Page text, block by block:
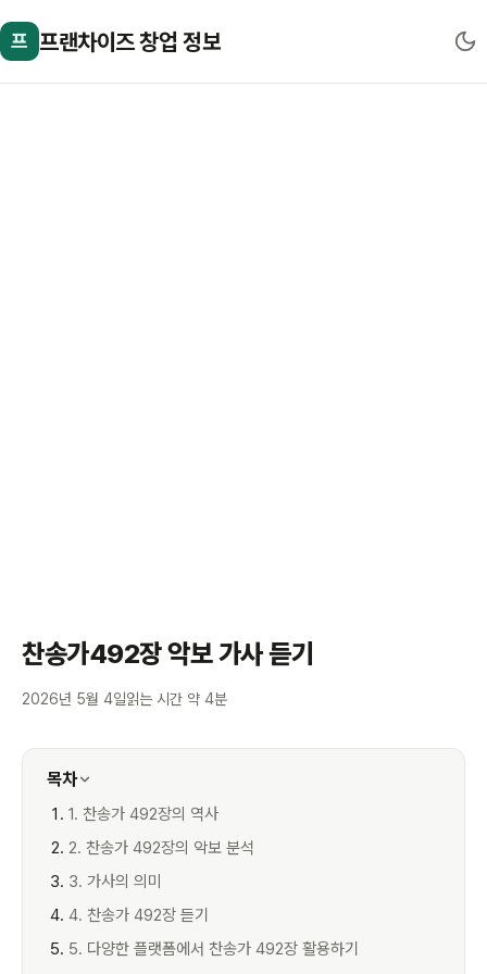
프 프랜차이즈 창업 정보
찬송가492장 악보 가사 듣기
2026년 5월 4일읽는 시간 약 4분
목차
1. 찬송가 492장의 역사
2. 찬송가 492장의 악보 분석
3. 가사의 의미
4. 찬송가 492장 듣기
5. 다양한 플랫폼에서 찬송가 492장 활용하기